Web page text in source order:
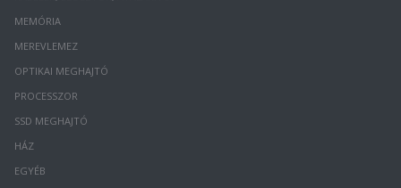
MEMÓRIA
MEREVLEMEZ
OPTIKAI MEGHAJTÓ
PROCESSZOR
SSD MEGHAJTÓ
HÁZ
EGYÉB